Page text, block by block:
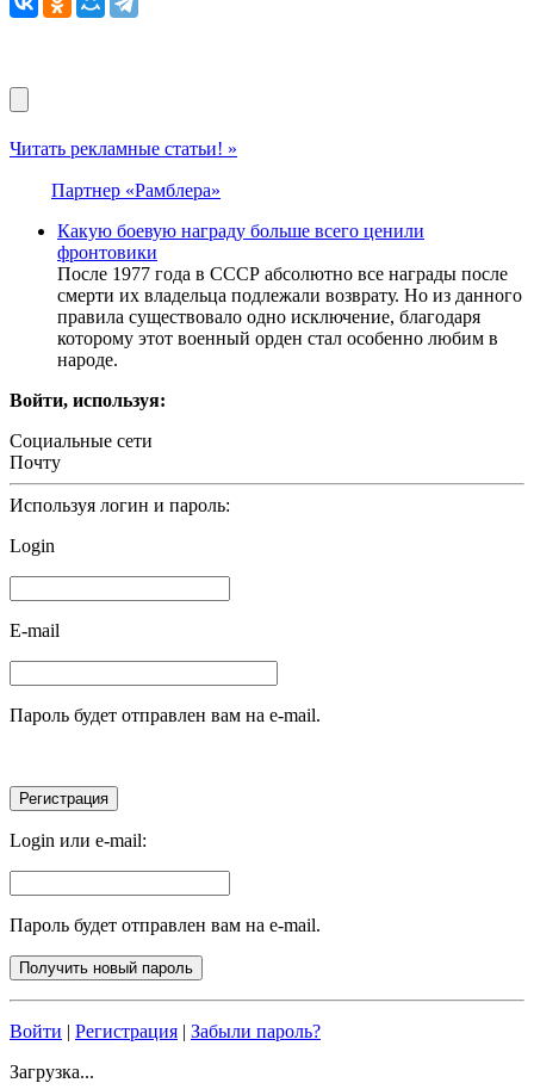
Читать рекламные статьи! »
Партнер «Рамблера»
Какую боевую награду больше всего ценили
фронтовики
После 1977 года в СССР абсолютно все награды после
смерти их владельца подлежали возврату. Но из данного
правила существовало одно исключение, благодаря
которому этот военный орден стал особенно любим в
народе.
Войти, используя:
Социальные сети
Почту
Используя логин и пароль:
Login
E-mail
Пароль будет отправлен вам на e-mail.
Login или e-mail:
Пароль будет отправлен вам на e-mail.
Войти | Регистрация | Забыли пароль?
Загрузка...